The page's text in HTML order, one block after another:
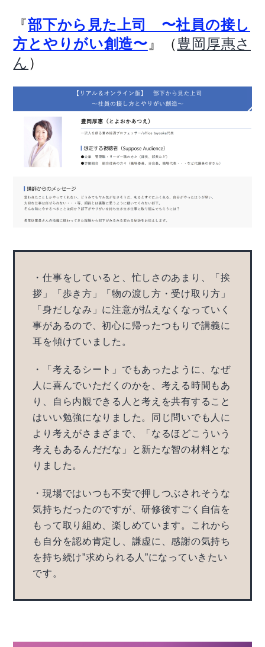
『部下から見た上司 〜社員の接し
方とやりがい創造〜 』（豊岡厚惠さ
ん ）
・仕事をしていると、忙しさのあまり、「挨
拶」「歩き方」「物の渡し方・受け取り方」
「身だしなみ」に注意が払えなくなっていく
事があるので、初心に帰ったつもりで講義に
耳を傾けていました。
・「考えるシート」でもあったように、なぜ
人に喜んでいただくのかを、考える時間もあ
り、自ら内観できる人と考えを共有すること
はいい勉強になりました。同じ問いでも人に
より考えがさまざまで、「なるほどこういう
考えもあるんだだな」と新たな智の材料とな
りました。
・現場ではいつも不安で押しつぶされそうな
気持ちだったのですが、研修後すごく自信を
もって取り組め、楽しめています。これから
も自分を認め肯定し、謙虚に、感謝の気持ち
を持ち続け”求められる人”になっていきたい
です。